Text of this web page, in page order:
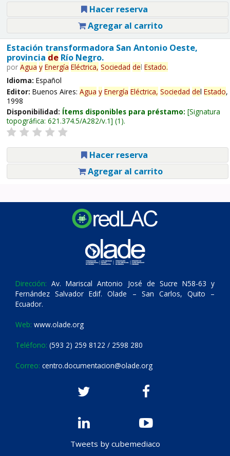
Hacer reserva
Agregar al carrito
Estación transformadora San Antonio Oeste,
provincia deRío Negro.
por Agua y Energía Eléctrica, Sociedad del Estado.
Idioma: Español
Editor: Buenos Aires: Agua y Energía Eléctrica, Sociedad del Estado,
1998
Disponibilidad: Ítems disponibles para préstamo: Signatura
topográfica: 621.374.5/A282/v.1 (1).
Hacer reserva
Agregar al carrito
Dirección: Av. Mariscal Antonio José de Sucre N58-63 y
Fernández Salvador Edif. Olade – San Carlos, Quito –
Ecuador.
Web: www.olade.org
Teléfono: (593 2) 259 8122 / 2598 280
Correo: centro.documentacion@olade.org
Tweets by cubemediaco